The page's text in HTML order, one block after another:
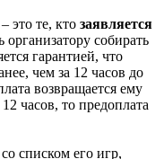
это те, кто заявляется
собирать
гарантией, что
чем за 12 часов до
возвращается ему
часов, то предоплата
списком его игр,